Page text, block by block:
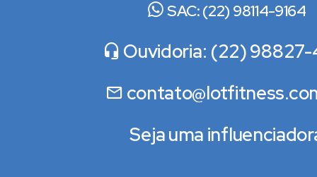
SAC: (22) 98114-9164
Ouvidoria: (22) 98827-
Seja uma